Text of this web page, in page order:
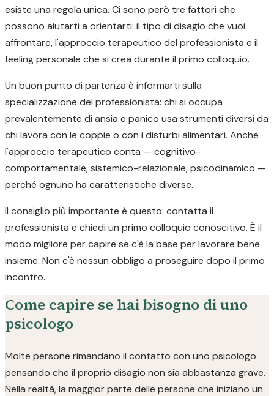
esiste una regola unica. Ci sono però tre fattori che
possono aiutarti a orientarti: il tipo di disagio che vuoi
affrontare, l'approccio terapeutico del professionista e il
feeling personale che si crea durante il primo colloquio.
Un buon punto di partenza è informarti sulla
specializzazione del professionista: chi si occupa
prevalentemente di ansia e panico usa strumenti diversi da
chi lavora con le coppie o con i disturbi alimentari. Anche
l'approccio terapeutico conta — cognitivo-
comportamentale, sistemico-relazionale, psicodinamico —
perché ognuno ha caratteristiche diverse.
Il consiglio più importante è questo: contatta il
professionista e chiedi un primo colloquio conoscitivo. È il
modo migliore per capire se c'è la base per lavorare bene
insieme. Non c'è nessun obbligo a proseguire dopo il primo
incontro.
Come capire se hai bisogno di uno
psicologo
Molte persone rimandano il contatto con uno psicologo
pensando che il proprio disagio non sia abbastanza grave.
Nella realtà, la maggior parte delle persone che iniziano un